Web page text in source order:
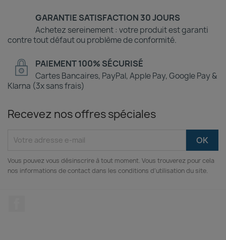
GARANTIE SATISFACTION 30 JOURS
Achetez sereinement : votre produit est garanti
contre tout défaut ou problème de conformité.
PAIEMENT 100% SÉCURISÉ
Cartes Bancaires, PayPal, Apple Pay, Google Pay &
Klarna (3x sans frais)
Recevez nos offres spéciales
Vous pouvez vous désinscrire à tout moment. Vous trouverez pour cela
nos informations de contact dans les conditions d'utilisation du site.